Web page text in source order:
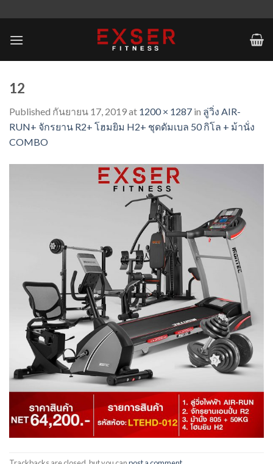
to
content
12
Published กันยายน 17, 2019at 1200 × 1287 in ลู่วิ่ง AIR-
RUN+ จักรยาน R2+ โฮมยิม H2+ ชุดดัมเบล 50 กิโล + ม้านั่ง
COMBO